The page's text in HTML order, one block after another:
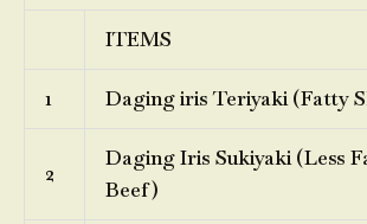
ITEMS
1 Daging iris Teriyaki (Fatty
2
Daging Iris Sukiyaki (Less
Beef)